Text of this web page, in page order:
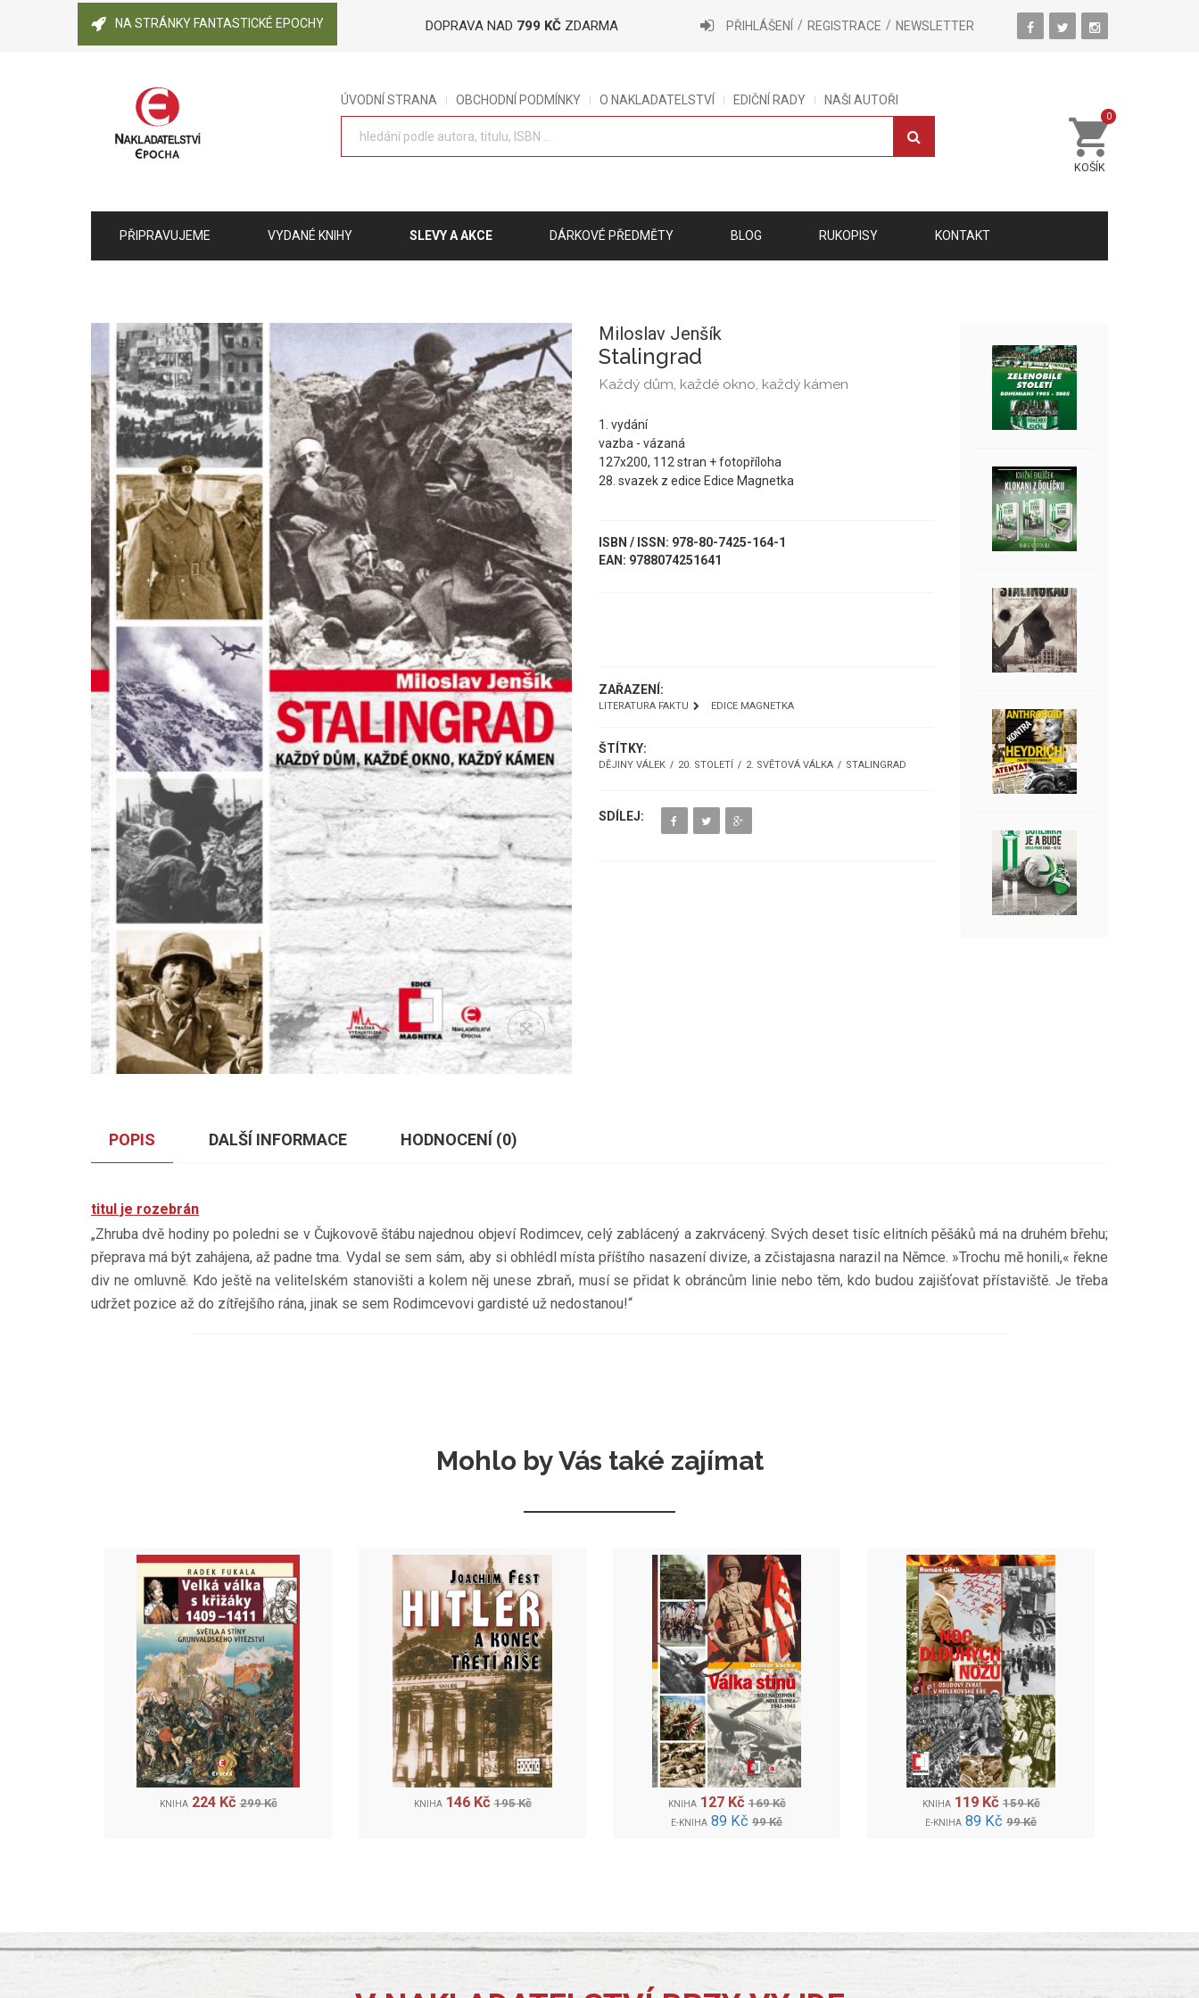
NA STRÁNKY FANTASTICKÉ EPOCHY DOPRAVA NAD 799 KČ ZDARMA PŘIHLÁŠENÍ REGISTRACE NEWSLETTER
ÚVODNÍ STRANA OBCHODNÍ PODMÍNKY O NAKLADATELSTVÍ EDIČNÍ RADY NAŠI AUTOŘI
KOŠÍK
0
PŘIPRAVUJEME VYDANÉ KNIHY SLEVY A AKCE DÁRKOVÉ PŘEDMĚTY BLOG RUKOPISY KONTAKT
Miloslav Jenšík
Stalingrad
Každý dům, každé okno, každý kámen
1. vydání
vazba - vázaná
127x200, 112 stran + fotopříloha
28. svazek z edice Edice Magnetka
ISBN / ISSN: 978-80-7425-164-1
EAN: 9788074251641
ZAŘAZENÍ:
LITERATURA FAKTU EDICE MAGNETKA
ŠTÍTKY:
DĚJINY VÁLEK 20. STOLETÍ 2. SVĚTOVÁ VÁLKA STALINGRAD
SDÍLEJ:
POPIS DALŠÍ INFORMACE HODNOCENÍ (0)
titul je rozebrán
„Zhruba dvě hodiny po poledni se v Čujkovově štábu najednou objeví Rodimcev, celý zablácený a zakrvácený. Svých deset tisíc elitních pěšáků má na druhém břehu;
přeprava má být zahájena, až padne tma. Vydal se sem sám, aby si obhlédl místa příštího nasazení divize, a zčistajasna narazil na Němce. »Trochu mě honili,« řekne
div ne omluvně. Kdo ještě na velitelském stanovišti a kolem něj unese zbraň, musí se přidat k obráncům linie nebo těm, kdo budou zajišťovat přístaviště. Je třeba
udržet pozice až do zítřejšího rána, jinak se sem Rodimcevovi gardisté už nedostanou!“
Mohlo by Vás také zajímat
KNIHA 224 Kč 299 Kč KNIHA 146 Kč 195 Kč KNIHA 127 Kč 169 Kč
E-KNIHA 89 Kč 99 Kč
KNIHA 119 Kč 159 Kč
E-KNIHA 89 Kč 99 Kč